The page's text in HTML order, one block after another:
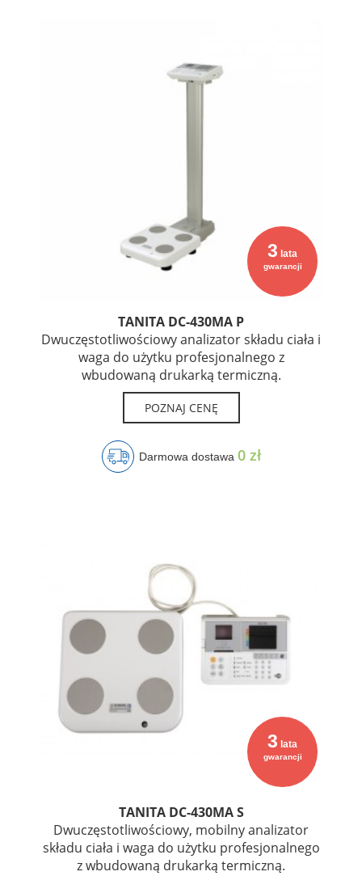
3 lata
gwarancji
TANITA DC-430MA P
Dwuczęstotliwościowy analizator składu ciała i
waga do użytku profesjonalnego z
wbudowaną drukarką termiczną.
POZNAJ CENĘ
Darmowa dostawa 0 zł
3 lata
gwarancji
TANITA DC-430MA S
Dwuczęstotliwościowy, mobilny analizator
składu ciała i waga do użytku profesjonalnego
z wbudowaną drukarką termiczną.